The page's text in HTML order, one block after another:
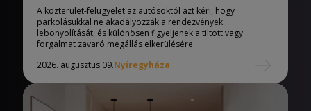
A közterület-felügyelet az autósoktól azt kéri, hogy
parkolásukkal ne akadályozzák a rendezvények
lebonyolítását, és különösen figyeljenek a tiltott vagy
forgalmat zavaró megállás elkerülésére.
2026. augusztus 09.Nyíregyháza